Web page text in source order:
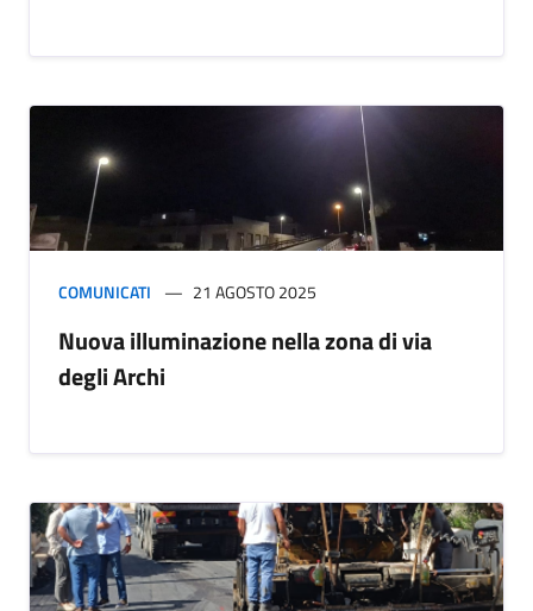
COMUNICATI 21 AGOSTO 2025
Nuova illuminazione nella zona di via
degli Archi